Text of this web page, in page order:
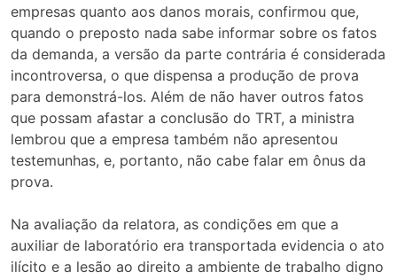
empresas quanto aos danos morais, confirmou que,
quando o preposto nada sabe informar sobre os fatos
da demanda, a versão da parte contrária é considerada
incontroversa, o que dispensa a produção de prova
para demonstrá-los. Além de não haver outros fatos
que possam afastar a conclusão do TRT, a ministra
lembrou que a empresa também não apresentou
testemunhas, e, portanto, não cabe falar em ônus da
prova.
Na avaliação da relatora, as condições em que a
auxiliar de laboratório era transportada evidencia o ato
ilícito e a lesão ao direito a ambiente de trabalho digno